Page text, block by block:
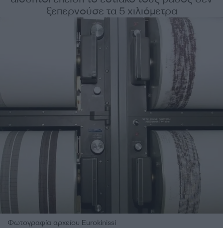
ξεπερνούσε τα 5 χιλιόμετρα
Φωτογραφία αρχείου Eurokinissi